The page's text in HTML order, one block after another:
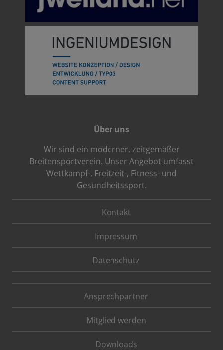
Über uns
Wir sind ein moderner, zeitgemäßer
Breitensportverein. Unser Angebot umfasst
Wettkampf-, Freitzeit-, Fitness- und
Gesundheitssport.
Kontakt
Impressum
Datenschutz
Ansprechpartner
Mitglied werden
Downloads